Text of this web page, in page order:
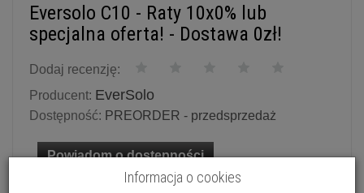
Eversolo C10 - Raty 10x0% lub
specjalna oferta! - Dostawa 0zł!
Dodaj recenzję:
Producent: EverSolo
Dostępność: PREORDER - przedsprzedaż
Powiadom o dostępności
Informacja o cookies